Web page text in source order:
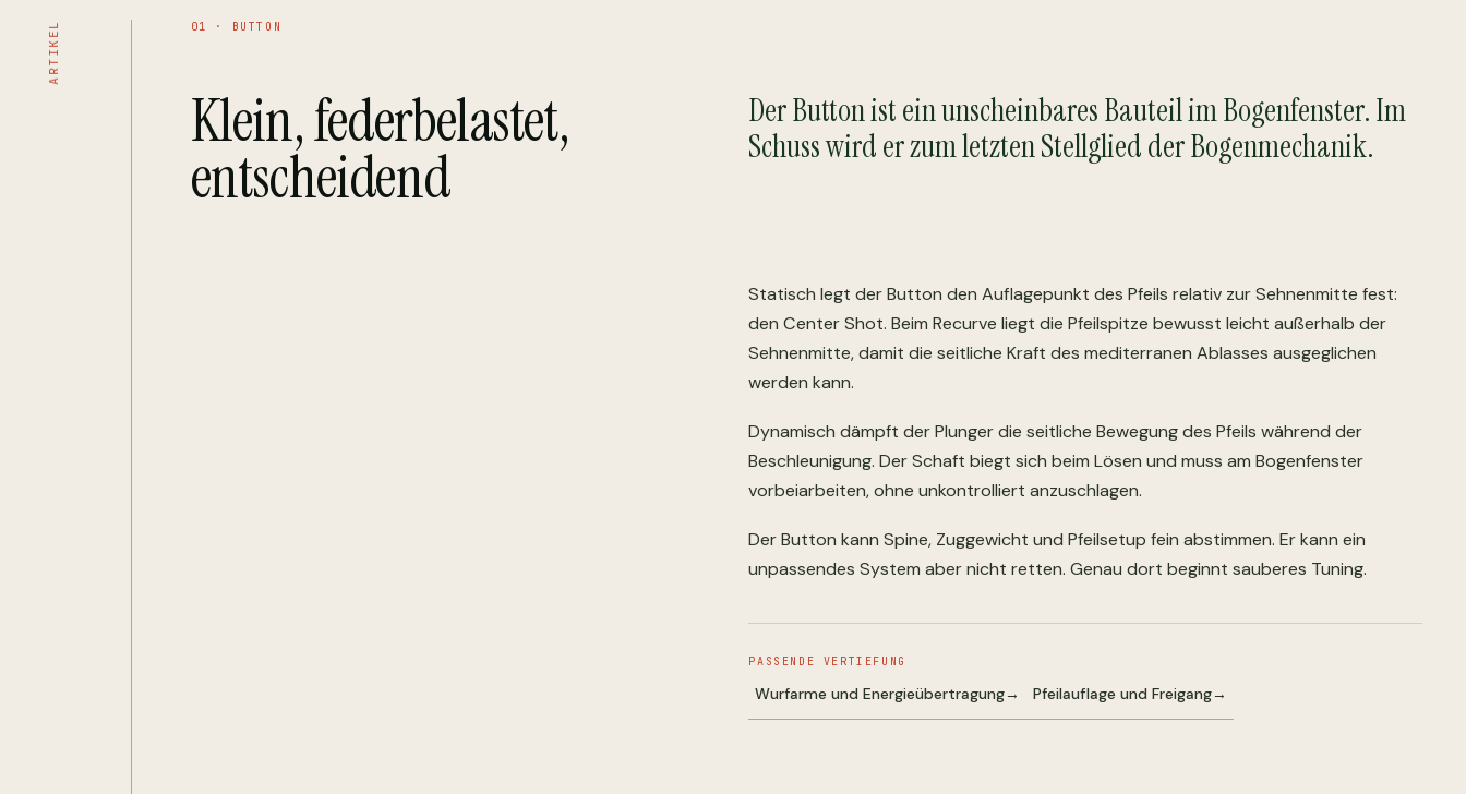
ARTIKEL 01 · BUTTON
Klein, federbelastet,
entscheidend
Der Button ist ein unscheinbares Bauteil im Bogenfenster. Im
Schuss wird er zum letzten Stellglied der Bogenmechanik.
Statisch legt der Button den Auflagepunkt des Pfeils relativ zur Sehnenmitte fest:
den Center Shot. Beim Recurve liegt die Pfeilspitze bewusst leicht außerhalb der
Sehnenmitte, damit die seitliche Kraft des mediterranen Ablasses ausgeglichen
werden kann.
Dynamisch dämpft der Plunger die seitliche Bewegung des Pfeils während der
Beschleunigung. Der Schaft biegt sich beim Lösen und muss am Bogenfenster
vorbeiarbeiten, ohne unkontrolliert anzuschlagen.
Der Button kann Spine, Zuggewicht und Pfeilsetup fein abstimmen. Er kann ein
unpassendes System aber nicht retten. Genau dort beginnt sauberes Tuning.
PASSENDE VERTIEFUNG
Wurfarme und Energieübertragung→ Pfeilauflage und Freigang→